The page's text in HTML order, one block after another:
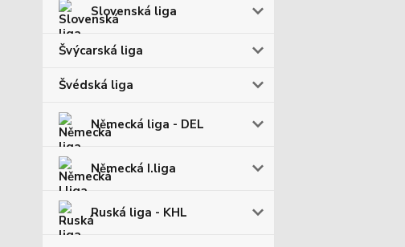
Slovenská liga
Švýcarská liga
Švédská liga
Německá liga - DEL
Německá I.liga
Ruská liga - KHL